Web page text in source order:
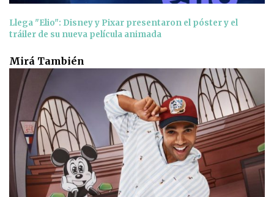
Llega "Elio": Disney y Pixar presentaron el póster y el
tráiler de su nueva película animada
Mirá También